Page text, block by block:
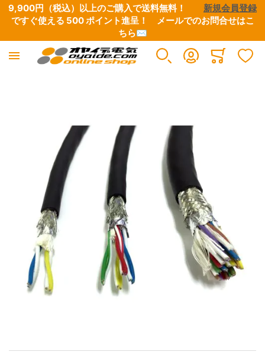
9,900円（税込）以上のご購入で送料無料！ 新規会員登録
ですぐ使える 500 ポイント進呈！ メールでのお問合せはこ
ちら✉
耐屈曲・ロボットケーブル
丸形ロボットケーブル
極細ロボットケーブル
カールコード型ロボットケーブル
イメージギャラリーの最初に移動する